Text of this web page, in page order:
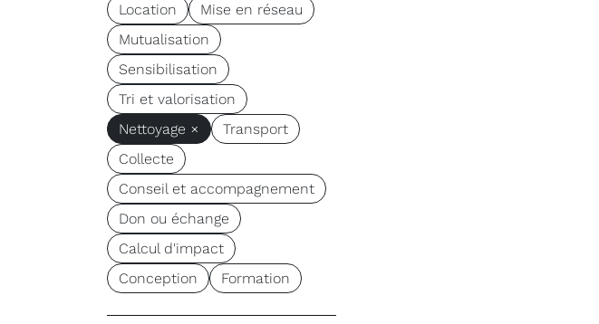
Location
Mise en réseau
Mutualisation
Sensibilisation
Tri et valorisation
Nettoyage ×
Transport
Collecte
Conseil et accompagnement
Don ou échange
Calcul d'impact
Conception
Formation